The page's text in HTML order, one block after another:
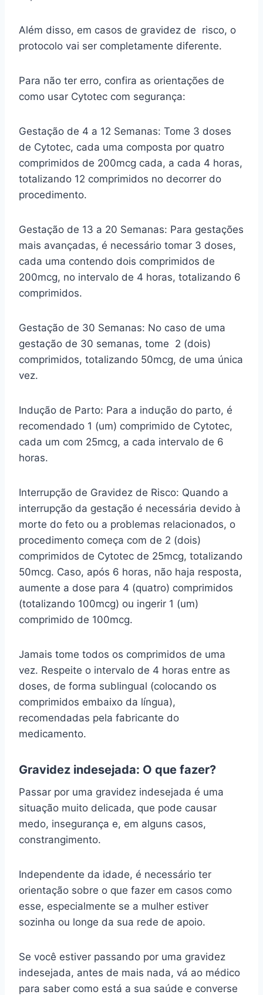
Além disso, em casos de gravidez de risco, o
protocolo vai ser completamente diferente.
Para não ter erro, confira as orientações de
como usar Cytotec com segurança:
Gestação de 4 a 12 Semanas: Tome 3 doses
de Cytotec, cada uma composta por quatro
comprimidos de 200mcg cada, a cada 4 horas,
totalizando 12 comprimidos no decorrer do
procedimento.
Gestação de 13 a 20 Semanas: Para gestações
mais avançadas, é necessário tomar 3 doses,
cada uma contendo dois comprimidos de
200mcg, no intervalo de 4 horas, totalizando 6
comprimidos.
Gestação de 30 Semanas: No caso de uma
gestação de 30 semanas, tome 2 (dois)
comprimidos, totalizando 50mcg, de uma única
vez.
Indução de Parto: Para a indução do parto, é
recomendado 1 (um) comprimido de Cytotec,
cada um com 25mcg, a cada intervalo de 6
horas.
Interrupção de Gravidez de Risco: Quando a
interrupção da gestação é necessária devido à
morte do feto ou a problemas relacionados, o
procedimento começa com de 2 (dois)
comprimidos de Cytotec de 25mcg, totalizando
50mcg. Caso, após 6 horas, não haja resposta,
aumente a dose para 4 (quatro) comprimidos
(totalizando 100mcg) ou ingerir 1 (um)
comprimido de 100mcg.
Jamais tome todos os comprimidos de uma
vez. Respeite o intervalo de 4 horas entre as
doses, de forma sublingual (colocando os
comprimidos embaixo da língua),
recomendadas pela fabricante do
medicamento.
Gravidez indesejada: O que fazer?
Passar por uma gravidez indesejada é uma
situação muito delicada, que pode causar
medo, insegurança e, em alguns casos,
constrangimento.
Independente da idade, é necessário ter
orientação sobre o que fazer em casos como
esse, especialmente se a mulher estiver
sozinha ou longe da sua rede de apoio.
Se você estiver passando por uma gravidez
indesejada, antes de mais nada, vá ao médico
para saber como está a sua saúde e converse